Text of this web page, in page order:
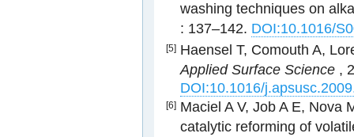
washing techniques on
: 137–142. DOI:10.1016/
[5] Haensel T, Comouth A,
Applied Surface Science ,
DOI:10.1016/
[6] Maciel A V, Job A E, Nova
catalytic reforming of